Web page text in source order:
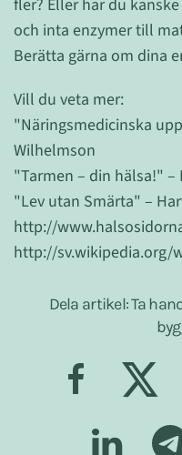
fler? Eller har du
och inta enzymer till
Berätta gärna om dina
Vill du veta mer:
"Näringsmedicinska
Wilhelmson
"Tarmen – din hälsa!" –
"Lev utan Smärta" –
http://
http://sv.wikipedia.org/
Dela artikel: Ta